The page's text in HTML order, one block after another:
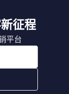
征程
平台